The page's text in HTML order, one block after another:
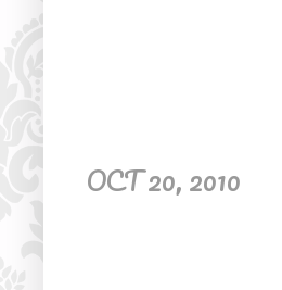
OCT 20, 2010